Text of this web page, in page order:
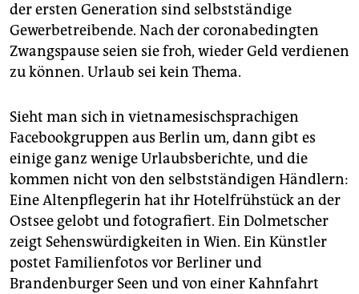
der ersten Generation sind selbstständige
Gewerbe­treibende. Nach der corona­bedingten
Zwangspause seien sie froh, wieder Geld verdienen
zu können. Urlaub sei kein Thema.
Sieht man sich in vietnamesischsprachigen
Facebookgruppen aus Berlin um, dann gibt es
einige ganz wenige Urlaubsberichte, und die
kommen nicht von den selbstständigen Händlern:
Eine Altenpflegerin hat ihr Hotelfrühstück an der
Ostsee gelobt und fotografiert. Ein Dolmetscher
zeigt Sehenswürdigkeiten in Wien. Ein Künstler
postet Familienfotos vor Berliner und
Brandenburger Seen und von einer Kahnfahrt